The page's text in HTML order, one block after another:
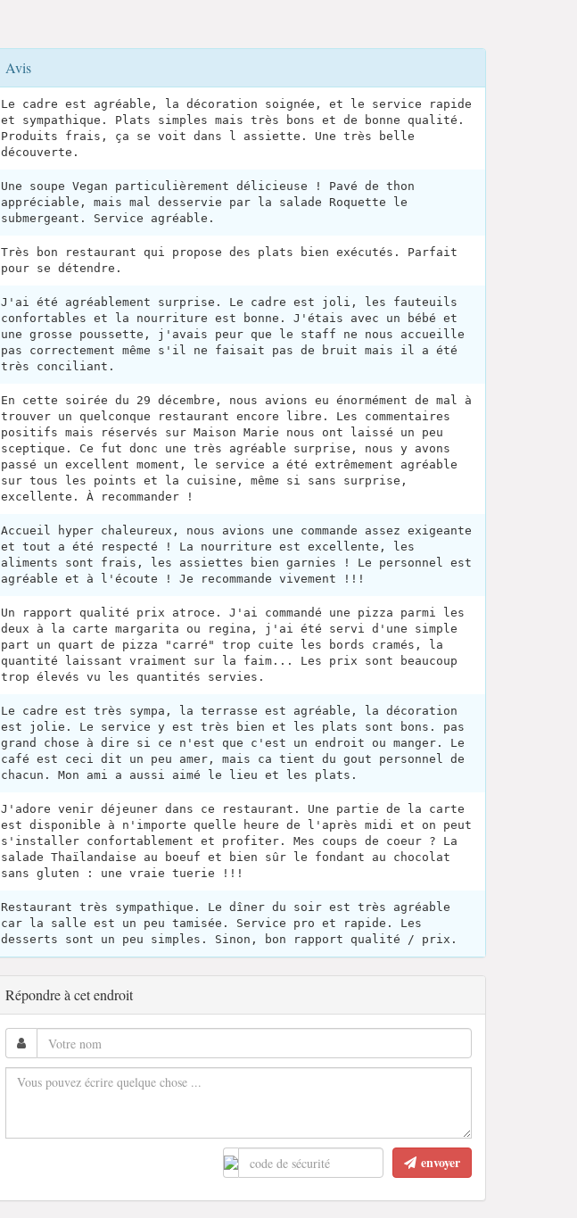
Avis
Le cadre est agréable, la décoration soignée, et le service rapide
et sympathique. Plats simples mais très bons et de bonne qualité.
Produits frais, ça se voit dans l assiette. Une très belle
découverte.
Une soupe Vegan particulièrement délicieuse ! Pavé de thon
appréciable, mais mal desservie par la salade Roquette le
submergeant. Service agréable.
Très bon restaurant qui propose des plats bien exécutés. Parfait
pour se détendre.
J'ai été agréablement surprise. Le cadre est joli, les fauteuils
confortables et la nourriture est bonne. J'étais avec un bébé et
une grosse poussette, j'avais peur que le staff ne nous accueille
pas correctement même s'il ne faisait pas de bruit mais il a été
très conciliant.
En cette soirée du 29 décembre, nous avions eu énormément de mal à
trouver un quelconque restaurant encore libre. Les commentaires
positifs mais réservés sur Maison Marie nous ont laissé un peu
sceptique. Ce fut donc une très agréable surprise, nous y avons
passé un excellent moment, le service a été extrêmement agréable
sur tous les points et la cuisine, même si sans surprise,
excellente. À recommander !
Accueil hyper chaleureux, nous avions une commande assez exigeante
et tout a été respecté ! La nourriture est excellente, les
aliments sont frais, les assiettes bien garnies ! Le personnel est
agréable et à l'écoute ! Je recommande vivement !!!
Un rapport qualité prix atroce. J'ai commandé une pizza parmi les
deux à la carte margarita ou regina, j'ai été servi d'une simple
part un quart de pizza "carré" trop cuite les bords cramés, la
quantité laissant vraiment sur la faim... Les prix sont beaucoup
trop élevés vu les quantités servies.
Le cadre est très sympa, la terrasse est agréable, la décoration
est jolie. Le service y est très bien et les plats sont bons. pas
grand chose à dire si ce n'est que c'est un endroit ou manger. Le
café est ceci dit un peu amer, mais ca tient du gout personnel de
chacun. Mon ami a aussi aimé le lieu et les plats.
J'adore venir déjeuner dans ce restaurant. Une partie de la carte
est disponible à n'importe quelle heure de l'après midi et on peut
s'installer confortablement et profiter. Mes coups de coeur ? La
salade Thaïlandaise au boeuf et bien sûr le fondant au chocolat
sans gluten : une vraie tuerie !!!
Restaurant très sympathique. Le dîner du soir est très agréable
car la salle est un peu tamisée. Service pro et rapide. Les
desserts sont un peu simples. Sinon, bon rapport qualité / prix.
Répondre à cet endroit
envoyer